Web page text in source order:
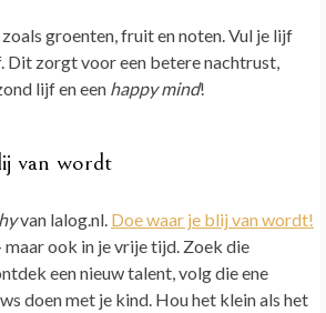
groenten, fruit en noten. Vul je lijf
Dit zorgt voor een betere nachtrust,
lijf en een happy mind!
van wordt
van lalog.nl. Doe waar je blij van wordt!
ook in je vrije tijd. Zoek die
een nieuw talent, volg die ene
doen met je kind. Hou het klein als het